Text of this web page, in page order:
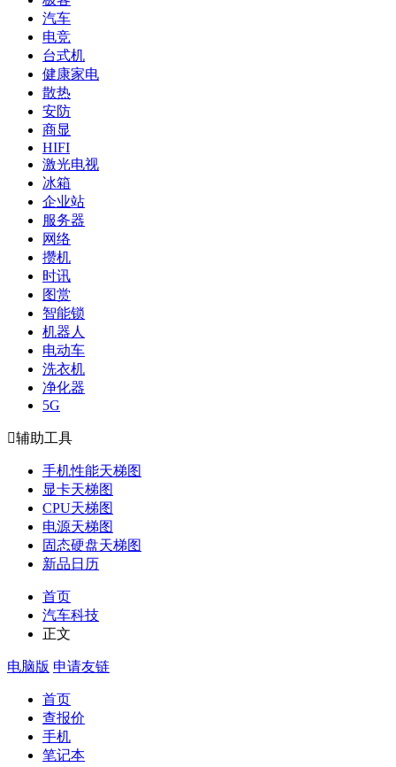
汽车
电竞
台式机
健康家电
散热
安防
商显
HIFI
激光电视
冰箱
企业站
服务器
网络
攒机
时讯
图赏
智能锁
机器人
电动车
洗衣机
净化器
5G
辅助工具
手机性能天梯图
显卡天梯图
CPU天梯图
电源天梯图
固态硬盘天梯图
新品日历
首页
汽车科技
正文
电脑版 申请友链
首页
查报价
手机
笔记本